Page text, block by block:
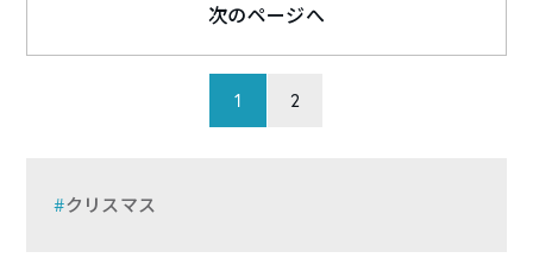
1 2
次のページへ
クリスマス